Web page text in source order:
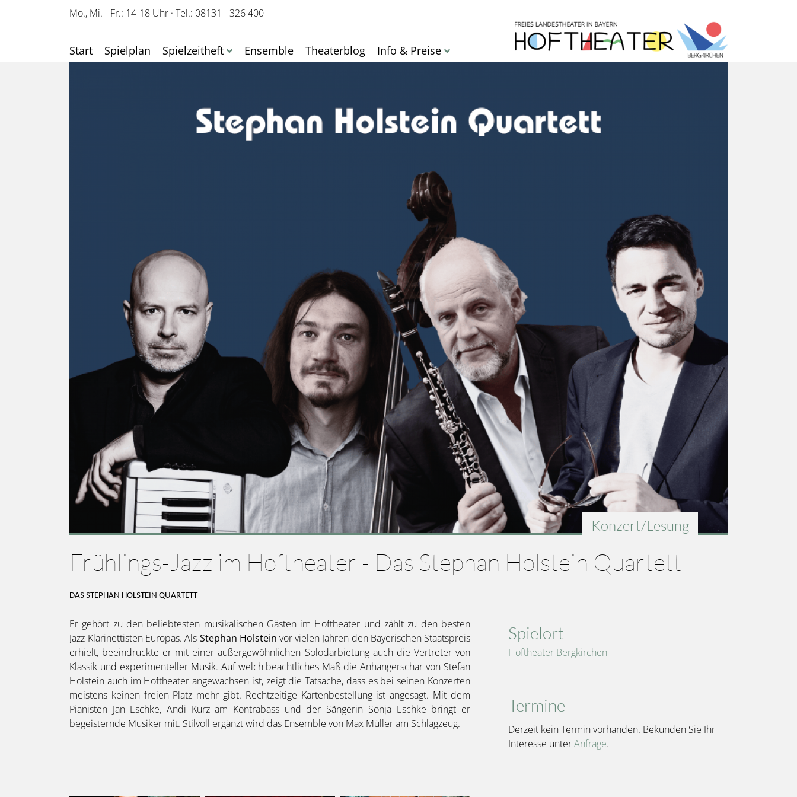
Mo., Mi. - Fr.: 14-18 Uhr · Tel.: 08131 - 326 400
Start Spielplan Spielzeitheft Ensemble Theaterblog Info & Preise
Konzert/Lesung
Frühlings-Jazz im Hoftheater - Das Stephan Holstein Quartett
DAS STEPHAN HOLSTEIN QUARTETT
Er gehört zu den beliebtesten musikalischen Gästen im Hoftheater und zählt zu den besten
Jazz-Klarinettisten Europas. Als Stephan Holstein vor vielen Jahren den Bayerischen Staatspreis
erhielt, beeindruckte er mit einer außergewöhnlichen Solodarbietung auch die Vertreter von
Klassik und experimenteller Musik. Auf welch beachtliches Maß die Anhängerschar von Stefan
Holstein auch im Hoftheater angewachsen ist, zeigt die Tatsache, dass es bei seinen Konzerten
meistens keinen freien Platz mehr gibt. Rechtzeitige Kartenbestellung ist angesagt. Mit dem
Pianisten Jan Eschke, Andi Kurz am Kontrabass und der Sängerin Sonja Eschke bringt er
begeisternde Musiker mit. Stilvoll ergänzt wird das Ensemble von Max Müller am Schlagzeug.
Spielort
Hoftheater Bergkirchen
Termine
Derzeit kein Termin vorhanden. Bekunden Sie Ihr
Interesse unterAnfrage.